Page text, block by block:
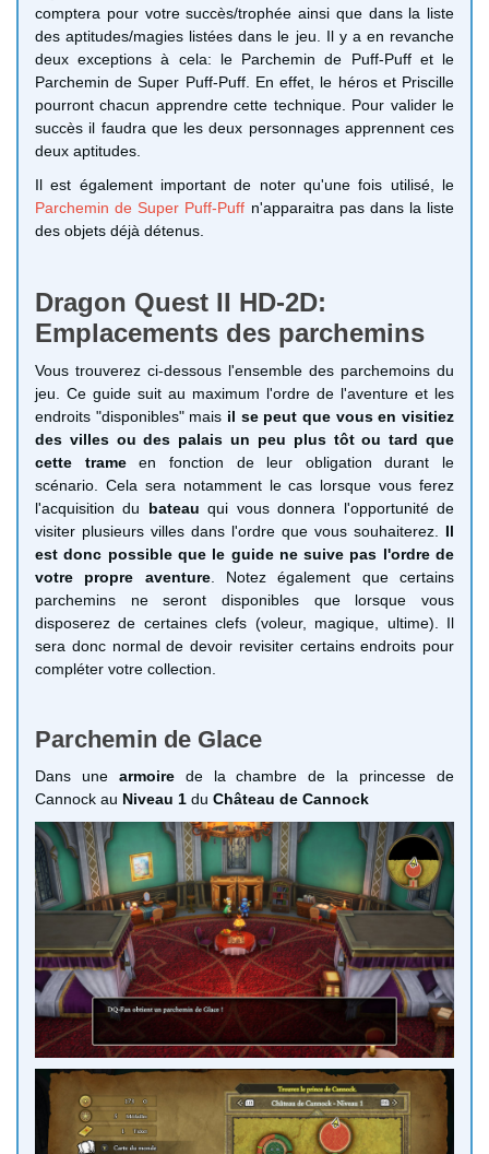
comptera pour votre succès/trophée ainsi que dans la liste
des aptitudes/magies listées dans le jeu. Il y a en revanche
deux exceptions à cela: le Parchemin de Puff-Puff et le
Parchemin de Super Puff-Puff. En effet, le héros et Priscille
pourront chacun apprendre cette technique. Pour valider le
succès il faudra que les deux personnages apprennent ces
deux aptitudes.
Il est également important de noter qu'une fois utilisé, le
Parchemin de Super Puff-Puff n'apparaitra pas dans la liste
des objets déjà détenus.
Dragon Quest II HD-2D:
Emplacements des parchemins
Vous trouverez ci-dessous l'ensemble des parchemoins du
jeu. Ce guide suit au maximum l'ordre de l'aventure et les
endroits "disponibles" mais il se peut que vous en visitiez
des villes ou des palais un peu plus tôt ou tard que
cette trameen fonction de leur obligation durant le
scénario. Cela sera notamment le cas lorsque vous ferez
l'acquisition du bateau qui vous donnera l'opportunité de
visiter plusieurs villes dans l'ordre que vous souhaiterez. Il
est donc possible que le guide ne suive pas l'ordre de
votre propre aventure. Notez également que certains
parchemins ne seront disponibles que lorsque vous
disposerez de certaines clefs (voleur, magique, ultime). Il
sera donc normal de devoir revisiter certains endroits pour
compléter votre collection.
Parchemin de Glace
Dans une armoirede la chambre de la princesse de
Cannock au Niveau 1 du Château de Cannock